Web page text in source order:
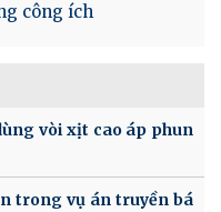
công ích
vòi xịt cao áp phun
trong vụ án truyền bá